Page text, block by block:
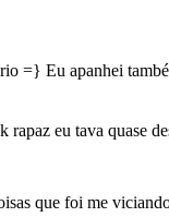
=} Eu apanhei
rapaz eu tava quase
que foi me